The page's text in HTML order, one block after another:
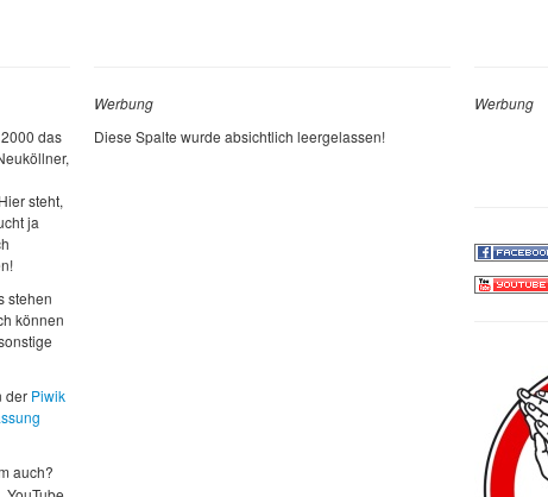
das
steht,
ja
stehen
können
der Piwik
auch?
Werbung
Diese Spalte wurde absichtlich leergelassen!
Werbung